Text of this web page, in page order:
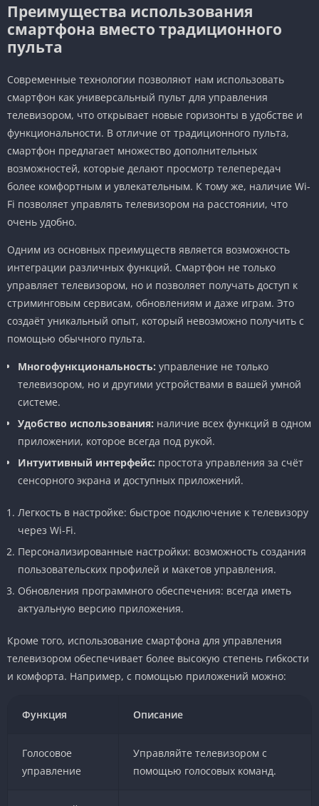
Преимущества использования
смартфона вместо традиционного
пульта
Современные технологии позволяют нам использовать
смартфон как универсальный пульт для управления
телевизором, что открывает новые горизонты в удобстве и
функциональности. В отличие от традиционного пульта,
смартфон предлагает множество дополнительных
возможностей, которые делают просмотр телепередач
более комфортным и увлекательным. К тому же, наличие Wi-
Fi позволяет управлять телевизором на расстоянии, что
очень удобно.
Одним из основных преимуществ является возможность
интеграции различных функций. Смартфон не только
управляет телевизором, но и позволяет получать доступ к
стриминговым сервисам, обновлениям и даже играм. Это
создаёт уникальный опыт, который невозможно получить с
помощью обычного пульта.
Многофункциональность: управление не только
телевизором, но и другими устройствами в вашей умной
системе.
Удобство использования: наличие всех функций в одном
приложении, которое всегда под рукой.
Интуитивный интерфейс: простота управления за счёт
сенсорного экрана и доступных приложений.
Легкость в настройке: быстрое подключение к телевизору
через Wi-Fi.
Персонализированные настройки: возможность создания
пользовательских профилей и макетов управления.
Обновления программного обеспечения: всегда иметь
актуальную версию приложения.
Кроме того, использование смартфона для управления
телевизором обеспечивает более высокую степень гибкости
и комфорта. Например, с помощью приложений можно:
Функция Описание
Голосовое
управление
Управляйте телевизором с
помощью голосовых команд.